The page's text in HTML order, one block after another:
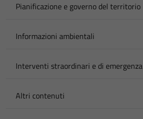
Pianificazione e governo del territorio
Informazioni ambientali
Interventi straordinari e di emergenza
Altri contenuti